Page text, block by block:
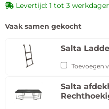
Levertijd: 1 tot 3
Vaak samen gekocht
Salta
Toevoegen
Salta